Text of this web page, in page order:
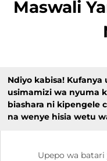
Maswali
Ndiyo kabisa!
usimamizi wa nyuma
biashara ni kipengele
na wenye hisia wetu
Upepo wa